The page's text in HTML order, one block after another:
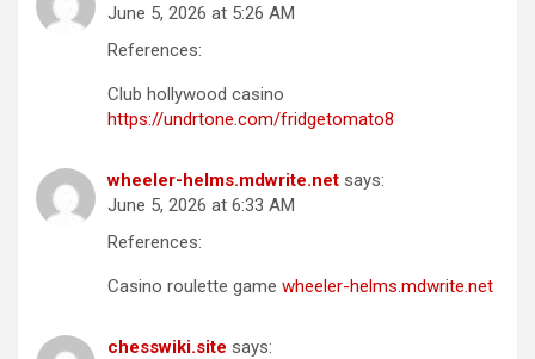
June 5, 2026 at 5:26 AM
References:
Club hollywood casino
https://undrtone.com/fridgetomato8
wheeler-helms.mdwrite.net says:
June 5, 2026 at 6:33 AM
References:
Casino roulette game wheeler-helms.mdwrite.net
chesswiki.site says: